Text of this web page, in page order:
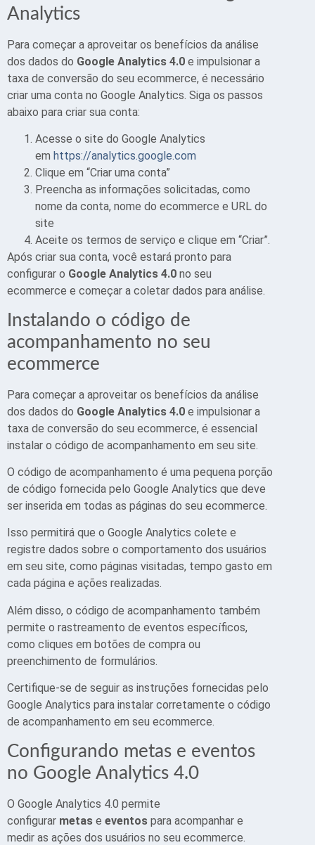
Analytics
Para começar a aproveitar os benefícios da análise
dos dados do Google Analytics 4.0 e impulsionar a
taxa de conversão do seu ecommerce, é necessário
criar uma conta no Google Analytics. Siga os passos
abaixo para criar sua conta:
Acesse o site do Google Analytics
em https://analytics.google.com
Clique em “Criar uma conta”
Preencha as informações solicitadas, como
nome da conta, nome do ecommerce e URL do
site
Aceite os termos de serviço e clique em “Criar”.
Após criar sua conta, você estará pronto para
configurar o Google Analytics 4.0 no seu
ecommerce e começar a coletar dados para análise.
Instalando o código de
acompanhamento no seu
ecommerce
Para começar a aproveitar os benefícios da análise
dos dados do Google Analytics 4.0 e impulsionar a
taxa de conversão do seu ecommerce, é essencial
instalar o código de acompanhamento em seu site.
O código de acompanhamento é uma pequena porção
de código fornecida pelo Google Analytics que deve
ser inserida em todas as páginas do seu ecommerce.
Isso permitirá que o Google Analytics colete e
registre dados sobre o comportamento dos usuários
em seu site, como páginas visitadas, tempo gasto em
cada página e ações realizadas.
Além disso, o código de acompanhamento também
permite o rastreamento de eventos específicos,
como cliques em botões de compra ou
preenchimento de formulários.
Certifique-se de seguir as instruções fornecidas pelo
Google Analytics para instalar corretamente o código
de acompanhamento em seu ecommerce.
Configurando metas e eventos
no Google Analytics 4.0
O Google Analytics 4.0 permite
configurar metas e eventos para acompanhar e
medir as ações dos usuários no seu ecommerce.